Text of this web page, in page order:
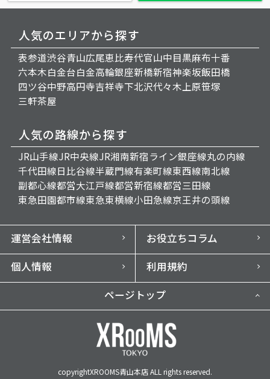
人気のエリアから探す
表参道渋谷青山広尾恵比寿代官山中目黒麻布十番
六本木白金台白金高輪銀座新橋新宿神楽坂飯田橋
四ツ谷中野高円寺吉祥寺下北沢代々木上原笹塚
三軒茶屋
人気の路線から探す
JR山手線JR中央線JR湘南新宿ライン銀座線丸の内線
千代田線日比谷線半蔵門線有楽町線東西線南北線
副都心線都営大江戸線都営新宿線都営三田線
東急田園都市線東急東横線小田急線京王井の頭線
運営会社情報
お役立ちコラム
個人情報
利用規約
ページトップ
copyrightXROOMS青山本店 ALL rights reserved.